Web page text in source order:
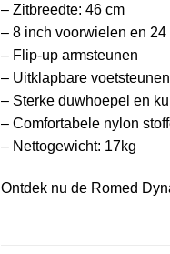
– Zitbreedte: 46 cm
– 8 inch voorwielen en
– Flip-up armsteunen
– Uitklapbare
– Sterke duwhoepel en
– Comfortabele nylon
– Nettogewicht: 17kg
Ontdek nu de Romed